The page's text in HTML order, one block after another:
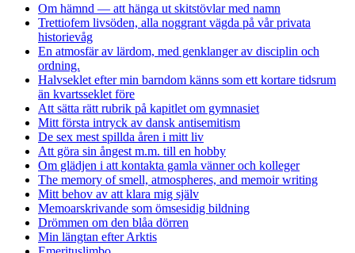
Om hämnd — att hänga ut skitstövlar med namn
Trettiofem livsöden, alla noggrant vägda på vår privata
historievåg
En atmosfär av lärdom, med genklanger av disciplin och
ordning.
Halvseklet efter min barndom känns som ett kortare tidsrum
än kvartsseklet före
Att sätta rätt rubrik på kapitlet om gymnasiet
Mitt första intryck av dansk antisemitism
De sex mest spillda åren i mitt liv
Att göra sin ångest m.m. till en hobby
Om glädjen i att kontakta gamla vänner och kolleger
The memory of smell, atmospheres, and memoir writing
Mitt behov av att klara mig själv
Memoarskrivande som ömsesidig bildning
Drömmen om den blåa dörren
Min längtan efter Arktis